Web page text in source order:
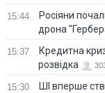
15:44
Росіяни
дрона
15:37
Кредитна
розвідка
15:30 ШІ вперше